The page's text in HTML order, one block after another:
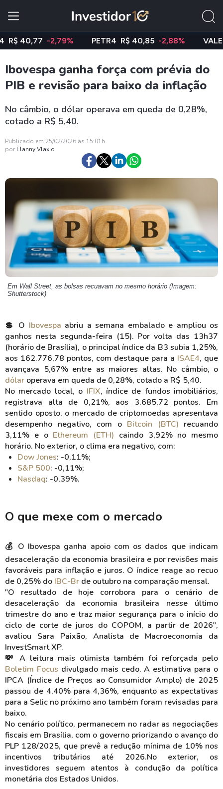
-2,79% PETR4 R$ 40,85 -2,88% VALE3 R$
Ibovespa ganha força com prévia do
PIB e revisão para baixo da inflação
No câmbio, o dólar operava em queda de 0,28%,
cotado a R$ 5,40.
Publicado em 25/02/2026 às 15:01h
por Elanny Vlaxio
Em Wall Street, as bolsas recuavam no mesmo horário (Imagem:
Shutterstock)
💲 O Ibovespa abriu a semana embalado e ampliou os
ganhos nesta segunda-feira (15). Por volta das 13h37
(horário de Brasília), o principal índice da B3 subia 1,25%,
aos 162.776,78 pontos, com destaque para a ISAE4, que
avançava 5,67% entre as maiores altas. No câmbio, o
dólar operava em queda de 0,28%, cotado a R$ 5,40.
No mercado local, o IFIX, índice de fundos imobiliários,
registrava alta de 0,21%, aos 3.685,72 pontos. Em
sentido oposto, o mercado de criptomoedas apresentava
desempenho negativo, com o Bitcoin (BTC) recuando
3,11% e o Ethereum (ETH) caindo 3,92% no mesmo
horário. No exterior, o clima era negativo, com:
Dow Jones: -0,11%;
S&P 500: -0,11%;
Nasdaq: -0,39%.
O que mexe com o mercado
💰 O Ibovespa ganha apoio com os dados que indicam
desaceleração da economia brasileira e por revisões mais
favoráveis para inflação e juros. O índice reage ao recuo
de 0,25% do IBC-Br de outubro na comparação mensal.
"O resultado de hoje corrobora para o cenário de
desaceleração da economia brasileira nesse último
trimestre do ano e traz maior segurança para o início do
ciclo de corte de juros do COPOM, a partir de 2026",
avaliou Sara Paixão, Analista de Macroeconomia da
InvestSmart XP.
💸 A leitura mais otimista também foi reforçada pelo
Boletim Focus divulgado mais cedo. A estimativa para o
IPCA (Índice de Preços ao Consumidor Amplo) de 2025
passou de 4,40% para 4,36%, enquanto as expectativas
para a Selic no próximo ano também foram revisadas para
baixo.
No cenário político, permanecem no radar as negociações
fiscais em Brasília, com o governo priorizando o avanço do
PLP 128/2025, que prevê a redução mínima de 10% nos
incentivos tributários até 2026.No exterior, os
investidores seguem atentos à condução da política
monetária dos Estados Unidos.